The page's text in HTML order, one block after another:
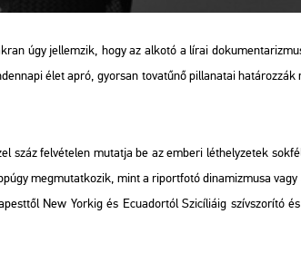
úgy jel­lem­zik, hogy az al­ko­tó a lírai
élet apró, gyor­san to­va­tű­nő pil­la­na­tai
száz fel­vé­te­len mu­tat­ja be az em­be­ri lét­hely­ze­tek
meg­mu­tat­ko­zik, mint a ri­port­fo­tó di­na­miz­mu­sa
New Yor­kig és Ecua­dor­tól Szi­cí­li­á­ig szív­szo­rí­tó